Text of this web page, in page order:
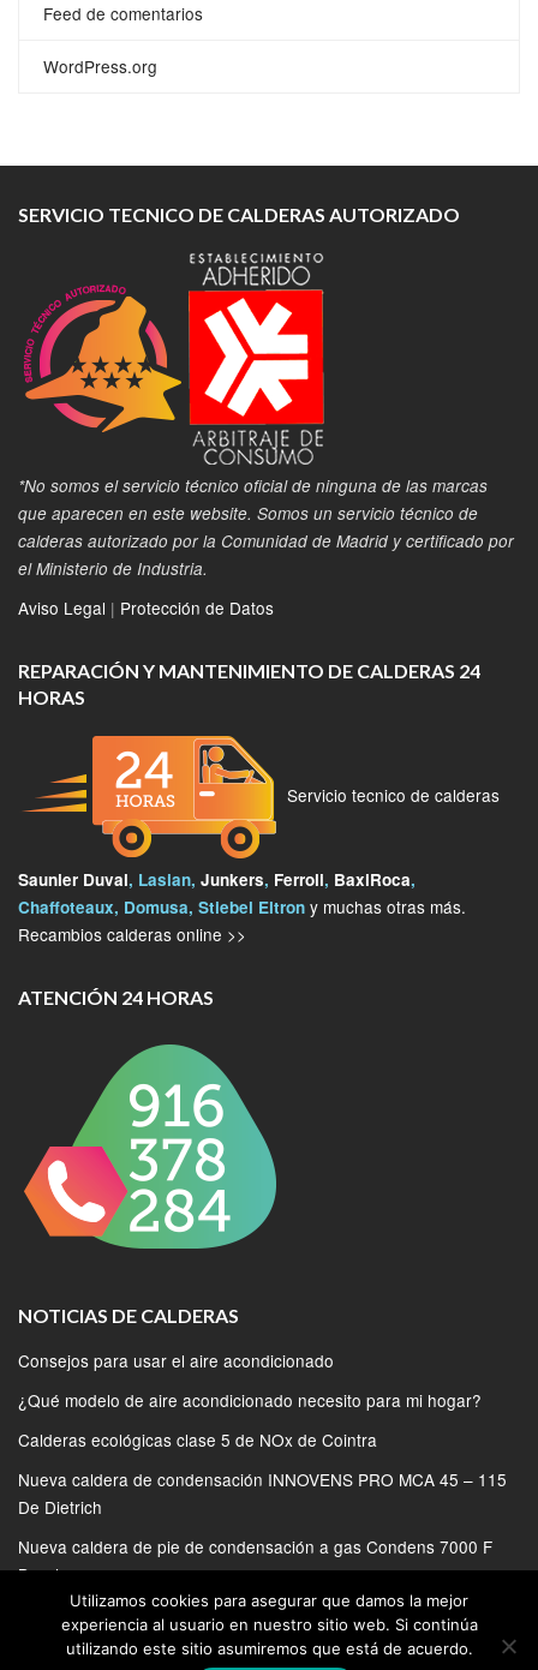
Feed de comentarios
WordPress.org
SERVICIO TECNICO DE CALDERAS AUTORIZADO
*No somos el servicio técnico oficial de ninguna de las marcas
que aparecen en este website. Somos un servicio técnico de
calderas autorizado por la Comunidad de Madrid y certificado por
el Ministerio de Industria.
Aviso Legal | Protección de Datos
REPARACIÓN Y MANTENIMIENTO DE CALDERAS 24
HORAS
Servicio tecnico de calderas
Saunier Duval, Lasian, Junkers, Ferroli, BaxiRoca,
Chaffoteaux, Domusa, Stiebel Eltron y muchas otras más.
Recambios calderas online >>
ATENCIÓN 24 HORAS
NOTICIAS DE CALDERAS
Consejos para usar el aire acondicionado
¿Qué modelo de aire acondicionado necesito para mi hogar?
Calderas ecológicas clase 5 de NOx de Cointra
Nueva caldera de condensación INNOVENS PRO MCA 45 – 115
De Dietrich
Nueva caldera de pie de condensación a gas Condens 7000 F
Bosch
Utilizamos cookies para asegurar que damos la mejor
experiencia al usuario en nuestro sitio web. Si continúa
utilizando este sitio asumiremos que está de acuerdo.